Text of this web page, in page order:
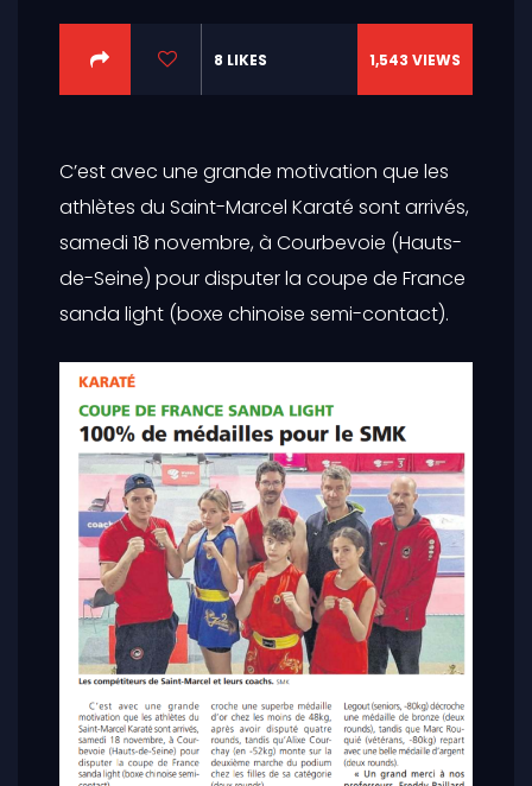
8 LIKES 1,543 VIEWS
C’est avec une grande motivation que les
athlètes du Saint-Marcel Karaté sont arrivés,
samedi 18 novembre, à Courbevoie (Hauts-
de-Seine) pour disputer la coupe de France
sanda light (boxe chinoise semi-contact).